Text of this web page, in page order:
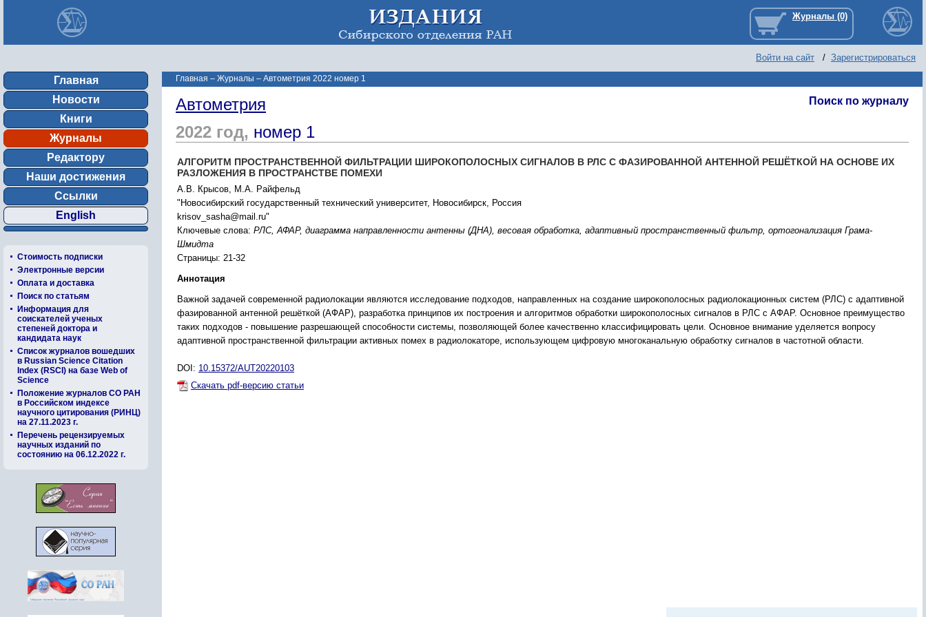
Войти на сайт / Зарегистрироваться
Главная
Новости
Книги
Журналы
Редактору
Наши достижения
Ссылки
English
Стоимость подписки
Электронные версии
Оплата и доставка
Поиск по статьям
Информация для
соискателей ученых
степеней доктора и
кандидата наук
Список журналов вошедших
в Russian Science Citation
Index (RSCI) на базе Web of
Science
Положение журналов СО РАН
в Российском индексе
научного цитирования (РИНЦ)
на 27.11.2023 г.
Перечень рецензируемых
научных изданий по
состоянию на 06.12.2022 г.
Главная – Журналы – Автометрия 2022 номер 1
Поиск по журналу
Автометрия
2022 год, номер 1
АЛГОРИТМ ПРОСТРАНСТВЕННОЙ ФИЛЬТРАЦИИ ШИРОКОПОЛОСНЫХ СИГНАЛОВ В РЛС С ФАЗИРОВАННОЙ АНТЕННОЙ РЕШЁТКОЙ НА ОСНОВЕ ИХ
РАЗЛОЖЕНИЯ В ПРОСТРАНСТВЕ ПОМЕХИ
А.В. Крысов, М.А. Райфельд
"Новосибирский государственный технический университет, Новосибирск, Россия
krisov_sasha@mail.ru"
Ключевые слова: РЛС, АФАР, диаграмма направленности антенны (ДНА), весовая обработка, адаптивный пространственный фильтр, ортогонализация Грама-
Шмидта
Страницы: 21-32
Аннотация
Важной задачей современной радиолокации являются исследование подходов, направленных на создание широкополосных радиолокационных систем (РЛС) с адаптивной
фазированной антенной решёткой (АФАР), разработка принципов их построения и алгоритмов обработки широкополосных сигналов в РЛС с АФАР. Основное преимущество
таких подходов - повышение разрешающей способности системы, позволяющей более качественно классифицировать цели. Основное внимание уделяется вопросу
адаптивной пространственной фильтрации активных помех в радиолокаторе, использующем цифровую многоканальную обработку сигналов в частотной области.
DOI: 10.15372/AUT20220103
Скачать pdf-версию статьи